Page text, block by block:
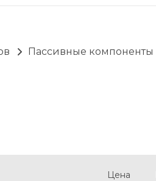
Пассивные компоненты
Цена